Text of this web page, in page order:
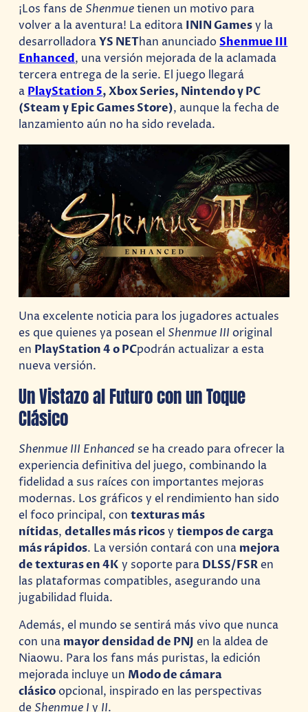
¡Los fans de Shenmuetienen un motivo para
volver a la aventura! La editora ININ Gamesy la
desarrolladoraYS NEThan anunciadoShenmue III
Enhanced, una versión mejorada de la aclamada
tercera entrega de la serie. El juego llegará
aPlayStation 5, Xbox Series, Nintendo y PC
(Steam y Epic Games Store), aunque la fecha de
lanzamiento aún no ha sido revelada.
Una excelente noticia para los jugadores actuales
es que quienes ya posean el Shenmue III original
en PlayStation 4 o PCpodrán actualizar a esta
nueva versión.
Un Vistazo al Futuro con un Toque
Clásico
Shenmue III Enhanced se ha creado para ofrecer la
experiencia definitiva del juego, combinando la
fidelidad a sus raíces con importantes mejoras
modernas. Los gráficos y el rendimiento han sido
el foco principal, contexturas más
nítidas,detalles más ricosytiempos de carga
más rápidos. La versión contará con una mejora
de texturas en 4K y soporte para DLSS/FSRen
las plataformas compatibles, asegurando una
jugabilidad fluida.
Además, el mundo se sentirá más vivo que nunca
con una mayor densidad de PNJ en la aldea de
Niaowu. Para los fans más puristas, la edición
mejorada incluye un Modo de cámara
clásicoopcional, inspirado en las perspectivas
de Shenmue I y II.